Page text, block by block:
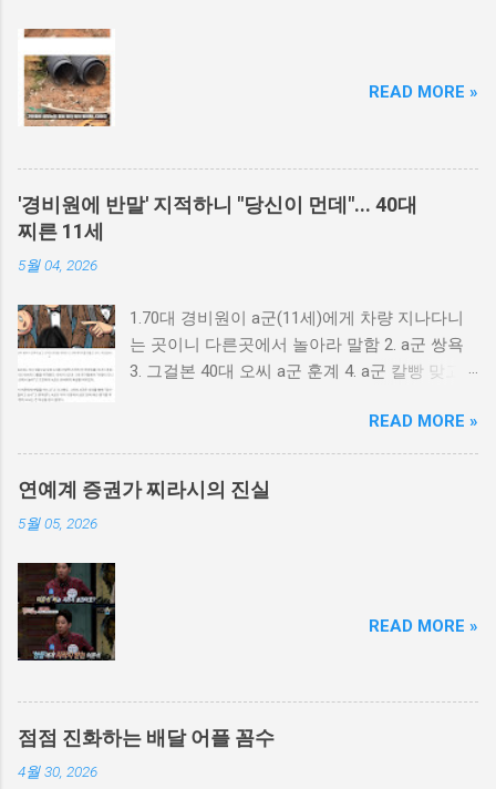
READ MORE »
'경비원에 반말' 지적하니 "당신이 먼데"... 40대
찌른 11세
5월 04, 2026
1.70대 경비원이 a군(11세)에게 차량 지나다니
는 곳이니 다른곳에서 놀아라 말함 2. a군 쌍욕
3. 그걸본 40대 오씨 a군 훈계 4. a군 칼빵 맞고
배를 찌름 6. 다행이 중상 면함 7. a군 친구가 폭
행 당했다며으로 오씨를 신고 8. a군 아동 학대
로 오씨 고소 9. 40대 오씨 피해자 이면서 피의자
신분으로 경찰 조사
READ MORE »
연예계 증권가 찌라시의 진실
5월 05, 2026
READ MORE »
점점 진화하는 배달 어플 꼼수
4월 30, 2026